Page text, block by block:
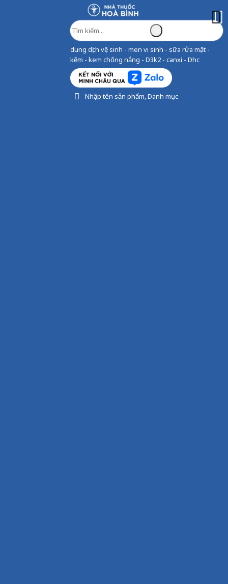
dung dịch vệ sinh - men vi sinh - sữa rửa mặt -
kẽm - kem chống nắng - D3k2 - canxi - Dhc
Nhập tên sản phẩm, Danh mục